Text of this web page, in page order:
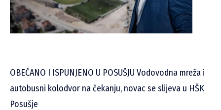
OBEĆANO I ISPUNJENO U POSUŠJU Vodovodna mreža i
autobusni kolodvor na čekanju, novac se slijeva u HŠK
Posušje